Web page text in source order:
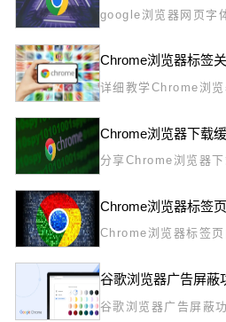
google浏览器网页字
验，文中分享调整和
适度。
Chrome浏览器标签
详细教学Chrome浏览
方法，帮助用户灵活
浏览效率。
Chrome浏览器下载
分享Chrome浏览器
技巧，有效释放磁盘
率。
Chrome浏览器标签
染引擎未响应所致，
新触发页面渲染流程。
谷歌浏览器广告屏蔽